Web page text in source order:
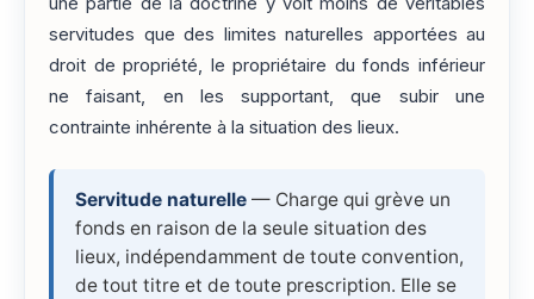
servitudes que des limites naturelles apportées au
droit de propriété, le propriétaire du fonds inférieur
ne faisant, en les supportant, que subir une
contrainte inhérente à la situation des lieux.
Servitude naturelle — Charge qui grève un
fonds en raison de la seule situation des
lieux, indépendamment de toute convention,
de tout titre et de toute prescription. Elle se